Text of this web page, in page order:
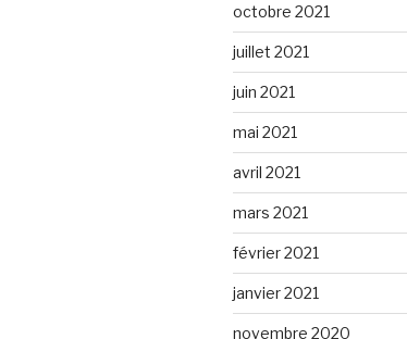
octobre 2021
juillet 2021
juin 2021
mai 2021
avril 2021
mars 2021
février 2021
janvier 2021
novembre 2020